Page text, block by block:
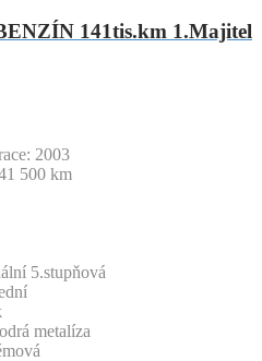
141tis.km 1.Majitel
2003
500 km
5.stupňová
metalíza